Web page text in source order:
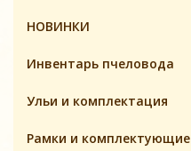
НОВИНКИ
Инвентарь пчеловодa
Ульи и комплектация
Pамки и комплeктующие